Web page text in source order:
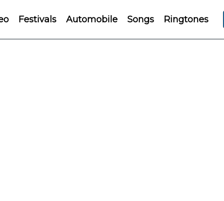
Festivals Automobile Songs Ringtones